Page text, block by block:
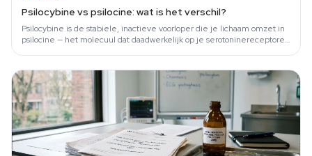
Psilocybine vs psilocine: wat is het verschil?
Psilocybine is de stabiele, inactieve voorloper die je lichaam omzet in
psilocine — het molecuul dat daadwerkelijk op je serotoninereceptoren